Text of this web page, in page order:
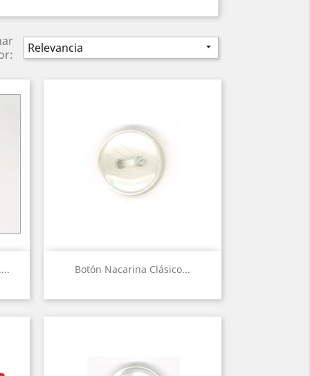
Relevancia 
Botón Nacarina Clásico...
Vista rápida